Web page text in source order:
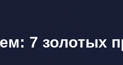
7 золотых